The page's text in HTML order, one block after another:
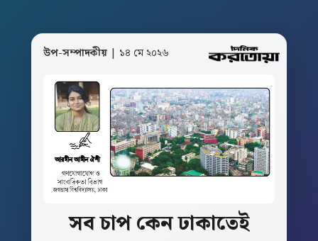
উপ-সম্পাদকীয় | ১৪ মে ২০২৬
সবচাপকেনঢাকাতেই